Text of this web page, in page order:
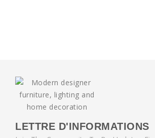
LETTRE D'INFORMATIONS